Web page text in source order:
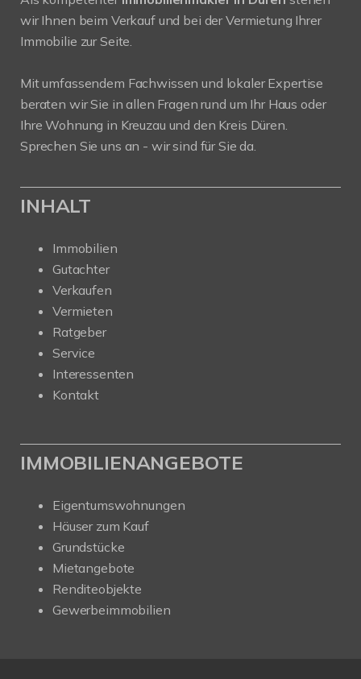
wir Ihnen beim Verkauf und bei der Vermietung Ihrer
Immobilie zur Seite.
Mit umfassendem Fachwissen und lokaler Expertise
beraten wir Sie in allen Fragen rund um Ihr Haus oder
Ihre Wohnung in Kreuzau und den Kreis Düren.
Sprechen Sie uns an - wir sind für Sie da.
INHALT
Immobilien
Gutachter
Verkaufen
Vermieten
Ratgeber
Service
Interessenten
Kontakt
IMMOBILIENANGEBOTE
Eigentumswohnungen
Häuser zum Kauf
Grundstücke
Mietangebote
Renditeobjekte
Gewerbeimmobilien